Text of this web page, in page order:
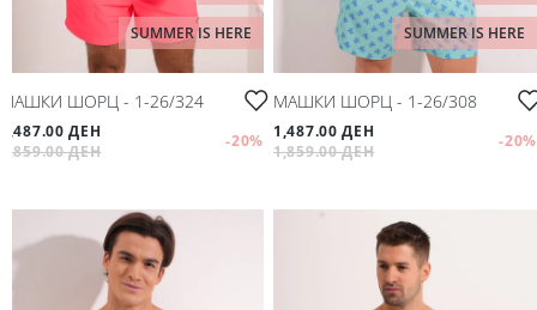
Папучи и чизми за дома
Хулахопки
Мое корисничко име/лозинка/налог
Следете не
SUMMER IS HERE
МАШКИ ШОРЦ - 1-26/324
1,487.00 ДЕН
1,859.00 ДЕН
-20%
SUMMER IS HERE
МАШКИ ШОРЦ - 1-26/308
1,487.00 ДЕН
1,859.00 ДЕН
-20%